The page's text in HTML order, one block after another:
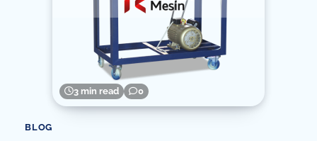
3 min read 0
BLOG